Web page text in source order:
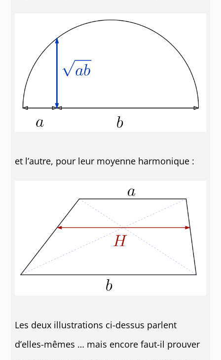
et l’autre, pour leur moyenne harmonique :
Les deux illustrations ci-dessus parlent
d’elles-mêmes … mais encore faut-il prouver